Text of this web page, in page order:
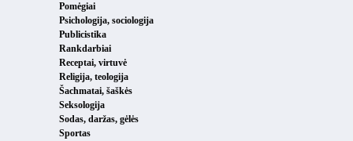
Pomėgiai
Psichologija, sociologija
Publicistika
Rankdarbiai
Receptai, virtuvė
Religija, teologija
Šachmatai, šaškės
Seksologija
Sodas, daržas, gėlės
Sportas